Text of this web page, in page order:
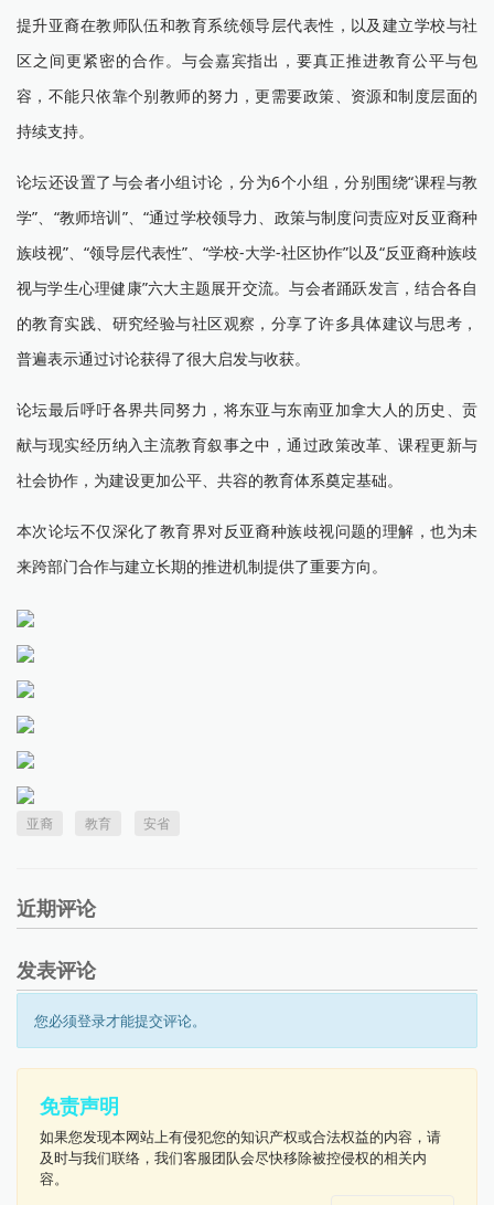
提升亚裔在教师队伍和教育系统领导层代表性，以及建立学校与社
区之间更紧密的合作。与会嘉宾指出，要真正推进教育公平与包
容，不能只依靠个别教师的努力，更需要政策、资源和制度层面的
持续支持。
论坛还设置了与会者小组讨论，分为6个小组，分别围绕“课程与教
学”、“教师培训”、“通过学校领导力、政策与制度问责应对反亚裔种
族歧视”、“领导层代表性”、“学校-大学-社区协作”以及“反亚裔种族歧
视与学生心理健康”六大主题展开交流。与会者踊跃发言，结合各自
的教育实践、研究经验与社区观察，分享了许多具体建议与思考，
普遍表示通过讨论获得了很大启发与收获。
论坛最后呼吁各界共同努力，将东亚与东南亚加拿大人的历史、贡
献与现实经历纳入主流教育叙事之中，通过政策改革、课程更新与
社会协作，为建设更加公平、共容的教育体系奠定基础。
本次论坛不仅深化了教育界对反亚裔种族歧视问题的理解，也为未
来跨部门合作与建立长期的推进机制提供了重要方向。
亚裔 教育 安省
近期评论
发表评论
您必须登录才能提交评论。
免责声明
如果您发现本网站上有侵犯您的知识产权或合法权益的内容，请
及时与我们联络，我们客服团队会尽快移除被控侵权的相关内
容。